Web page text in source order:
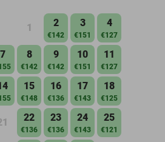
1 2
€142
3
€151
4
€127
7 8
€142
9
€142
10
€151
11
€127
15
€148
16
€136
17
€143
18
€125
22
€136
23
€136
24
€143
25
€121